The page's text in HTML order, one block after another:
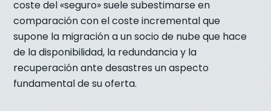
coste del «seguro» suele subestimarse en
comparación con el coste incremental que
supone la migración a un socio de nube que hace
de la disponibilidad, la redundancia y la
recuperación ante desastres un aspecto
fundamental de su oferta.